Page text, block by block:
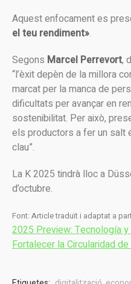
Aquest enfocament es
el teu rendiment».
Segons Marcel Perrevort,
“l’èxit depèn de la millora
marcat per la manca de
dificultats per avançar en
sostenibilitat. Per això,
els productors a fer un salt
clau”.
La K 2025 tindrà lloc a
d’octubre.
Font: Article traduït i adaptat a
2025 Preview: Tecnología
Fortalecer la Circularidad